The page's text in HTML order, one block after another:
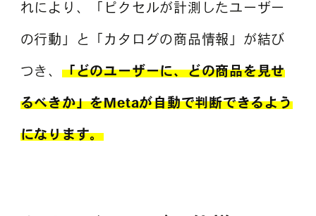
れにより、「ピクセルが計測したユーザー
の行動」と「カタログの商品情報」が結び
つき、 「どのユーザーに、どの商品を見せ
るべきか」をMetaが自動で判断できるよう
になります。